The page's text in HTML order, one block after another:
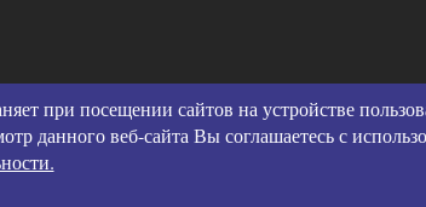
Пользовательское соглашение и контакты
Политика конфиденциальности (политика в
Политика использования файлов cookies
при посещении сайтов на устройстве
данного веб-сайта Вы соглашаетесь с